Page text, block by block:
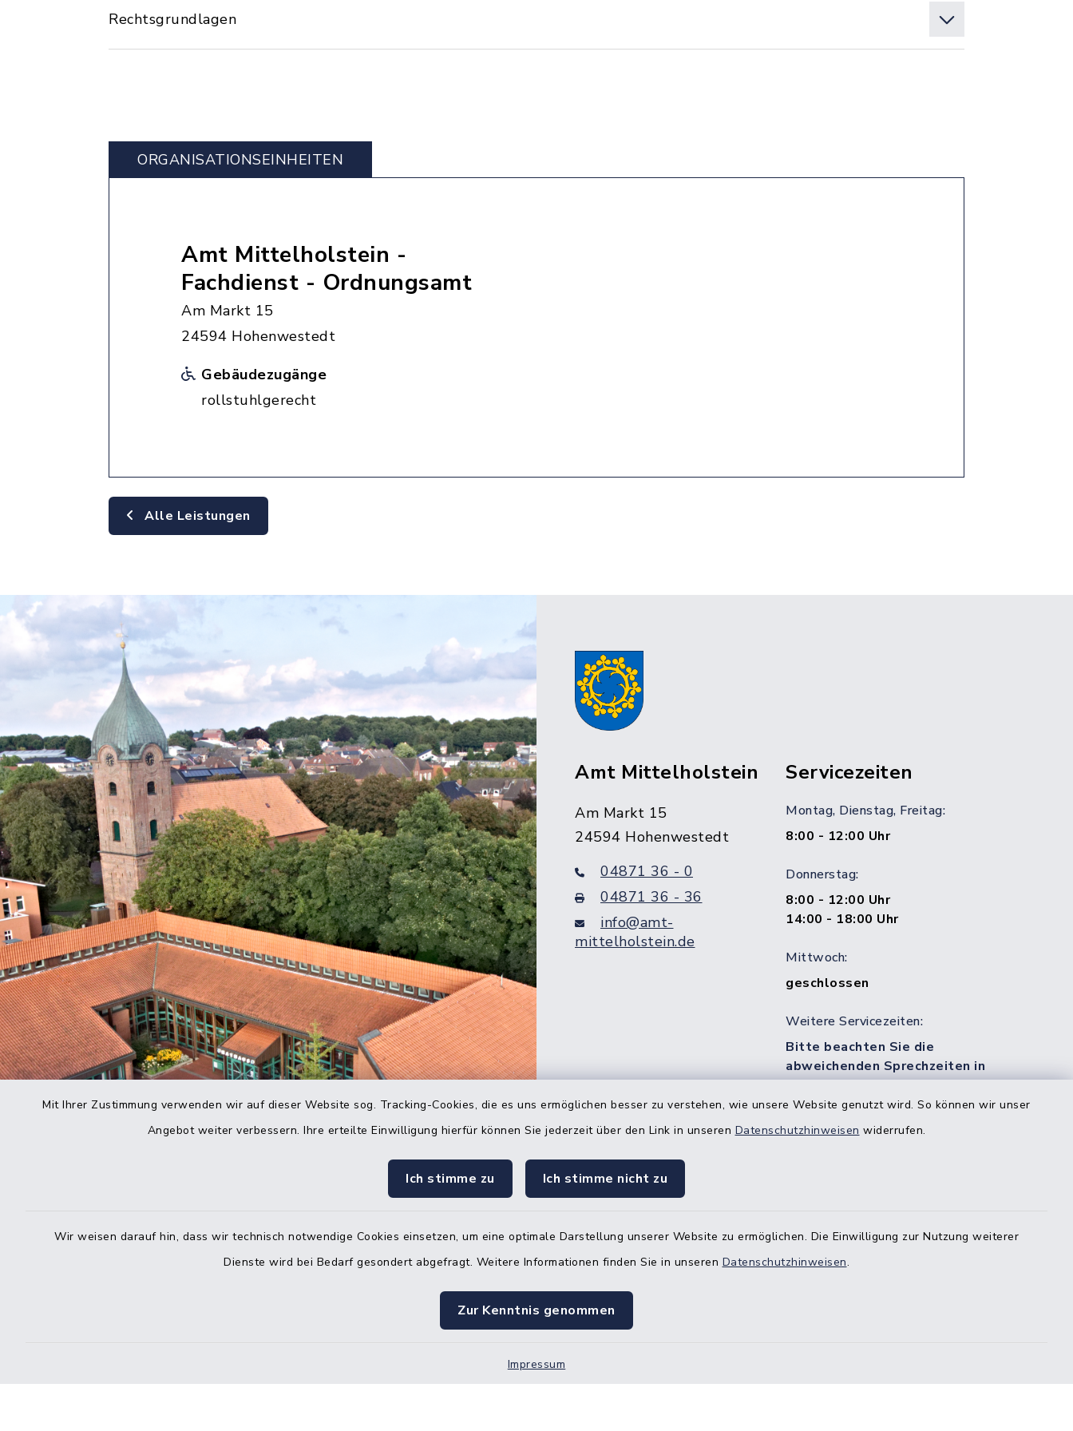
Mit Ihrer Zustimmung verwenden wir auf dieser Website sog. Tracking-Cookies, die es uns ermöglichen besser zu verstehen, wie unsere Website genutzt wird. So können wir unser
Angebot weiter verbessern. Ihre erteilte Einwilligung hierfür können Sie jederzeit über den Link in unseren Datenschutzhinweisen widerrufen.
Ich stimme zu Ich stimme nicht zu
Wir weisen darauf hin, dass wir technisch notwendige Cookies einsetzen, um eine optimale Darstellung unserer Website zu ermöglichen. Die Einwilligung zur Nutzung weiterer
Dienste wird bei Bedarf gesondert abgefragt. Weitere Informationen finden Sie in unseren Datenschutzhinweisen.
Zur Kenntnis genommen
Impressum
Rechtsgrundlagen
ORGANISATIONS­EINHEITEN
Amt Mittelholstein -
Fachdienst - Ordnungsamt
Am Markt 15
24594 Hohenwestedt
Gebäudezugänge
rollstuhlgerecht
Alle Leistungen
Amt Mittelholstein
Am Markt 15
24594 Hohenwestedt
04871 36 - 0
04871 36 - 36
info@amt-
mittelholstein.de
Servicezeiten
Montag, Dienstag, Freitag:
8:00 - 12:00 Uhr
Donnerstag:
8:00 - 12:00 Uhr
14:00 - 18:00 Uhr
Mittwoch:
geschlossen
Weitere Servicezeiten:
Bitte beachten Sie die
abweichenden Sprechzeiten in
bestimmten Bereichen!
Quicklinks
Bürgerbüro Hohenwestedt
Bürgerbüro Aukrug
Hademarschen
KFZ-Zulassungsbehörde